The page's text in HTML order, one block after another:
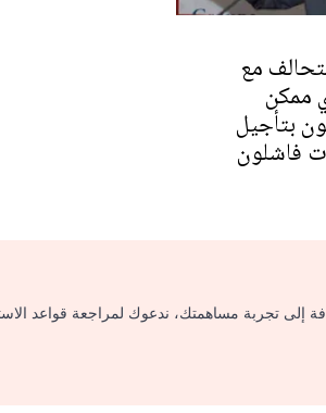
مع
ممكن
بتأجيل
فاشلون
إلى تجربة مساهمتك، ندعوك لمراجعة قواعد